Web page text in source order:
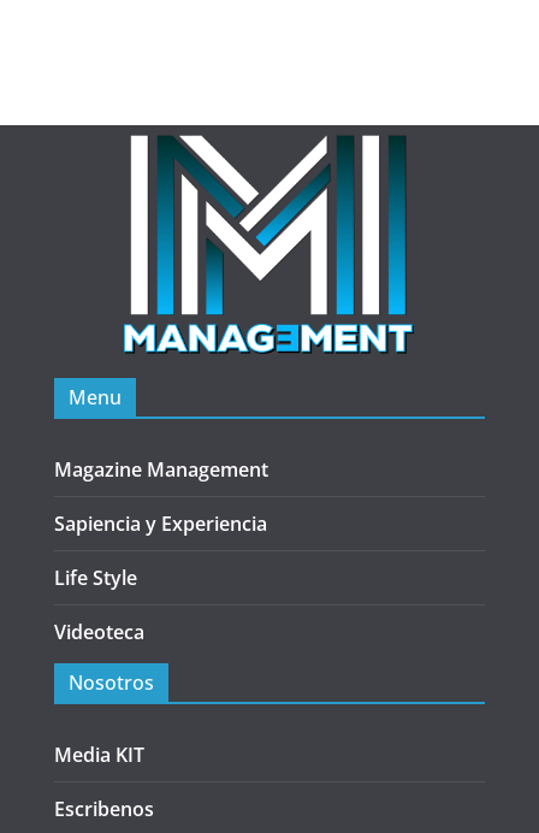
Menu
Magazine Management
Sapiencia y Experiencia
Life Style
Videoteca
Nosotros
Media KIT
Escribenos